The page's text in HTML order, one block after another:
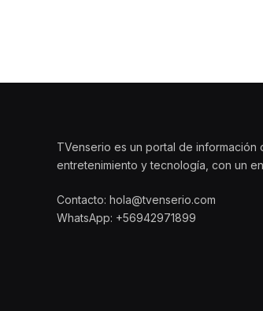
TVenserio es un portal de información
entretenimiento y tecnología, con un
Contacto: hola@tvenserio.com
WhatsApp: +56942971899